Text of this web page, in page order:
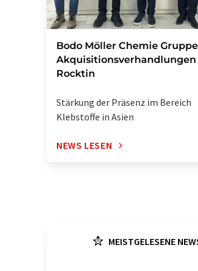
Bodo Möller Chemie
Rocktin
Stärkung der Präsenz im Bereich
Klebstoffe in Asien
NEWS LESEN
MEISTGELESENE